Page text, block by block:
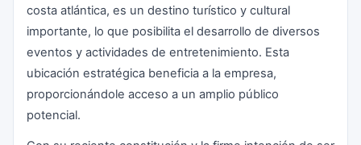
costa atlántica, es un destino turístico y cultural
importante, lo que posibilita el desarrollo de diversos
eventos y actividades de entretenimiento. Esta
ubicación estratégica beneficia a la empresa,
proporcionándole acceso a un amplio público
potencial.